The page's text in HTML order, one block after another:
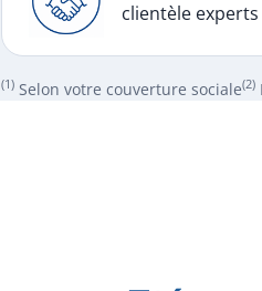
clientèle experts
(1)Selon votre couverture sociale(2)